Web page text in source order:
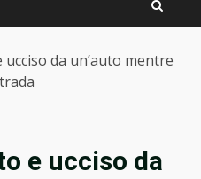
da un’auto mentre
e ucciso da